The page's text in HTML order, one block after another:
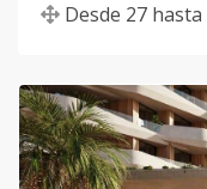
Desde 27 hasta